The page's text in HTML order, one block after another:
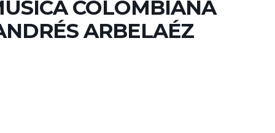
COLOMBIANA
ARBELAÉZ